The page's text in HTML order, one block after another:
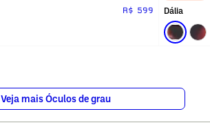
R$ 599 Dália
Veja mais Óculos de grau